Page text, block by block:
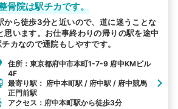
骨院は駅チカです。
から徒歩3分と近いので、道に迷うことな
思います。お仕事終わりの帰りの駅を途中
カなので通院もしやすです。
住所：東京都府中市本町1-7-9 府中KMビル
4F
最寄り駅： 府中本町駅 / 府中駅 / 府中競馬
正門前駅
アクセス：府中本町駅から徒歩3分